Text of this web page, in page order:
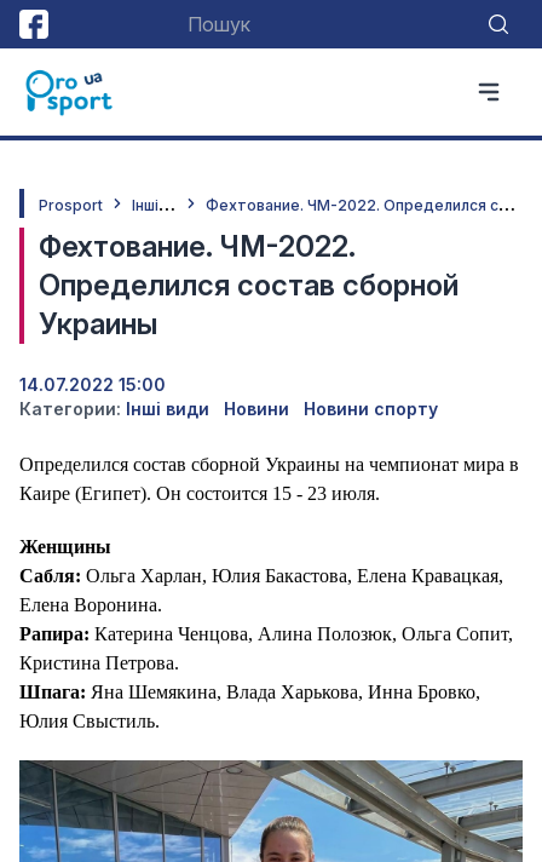
Prosport І
нші види Ф
ехтование. ЧМ-2022. Определился состав сборной Украины
Фехтование. ЧМ-2022.
Определился состав сборной
Украины
14.07.2022 15:00
Категории: Інші види Новини Новини спорту
Определился состав сборной Украины на чемпионат мира в
Каире (Египет). Он состоится 15 - 23 июля.
Женщины
Сабля: Ольга Харлан, Юлия Бакастова, Елена Кравацкая,
Елена Воронина.
Рапира: Катерина Ченцова, Алина Полозюк, Ольга Сопит,
Кристина Петрова.
Шпага: Яна Шемякина, Влада Харькова, Инна Бровко,
Юлия Свыстиль.